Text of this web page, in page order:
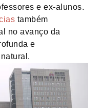
e ex-alunos.
também
no avanço da
e